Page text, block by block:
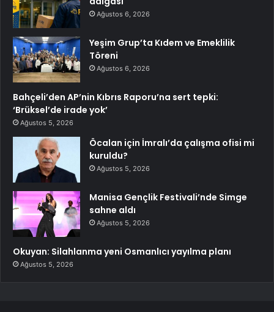
Ağustos 6, 2026
Yeşim Grup’ta Kıdem ve Emeklilik
Töreni
Ağustos 6, 2026
Bahçeli’den AP’nin Kıbrıs Raporu’na sert tepki:
‘Brüksel’de irade yok’
Ağustos 5, 2026
Öcalan için İmralı’da çalışma ofisi mi
kuruldu?
Ağustos 5, 2026
Manisa Gençlik Festivali’nde Simge
sahne aldı
Ağustos 5, 2026
Okuyan: Silahlanma yeni Osmanlıcı yayılma planı
Ağustos 5, 2026